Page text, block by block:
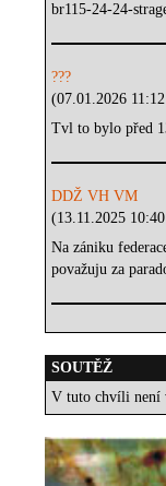
br115-24-24-
???
(07.01.2026
Tvl to bylo před
DDŽ VH VM
(13.11.2025
Na zániku
považuju za
SOUTĚŽ
V tuto chvíli není